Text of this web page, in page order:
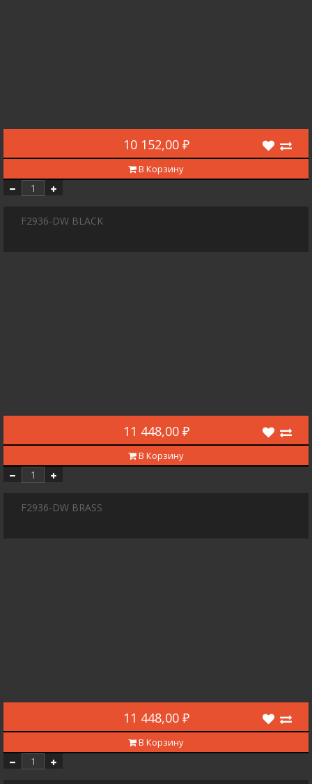
10 152,00 ₽
В Корзину
F2936-DW BLACK
11 448,00 ₽
В Корзину
F2936-DW BRASS
11 448,00 ₽
В Корзину